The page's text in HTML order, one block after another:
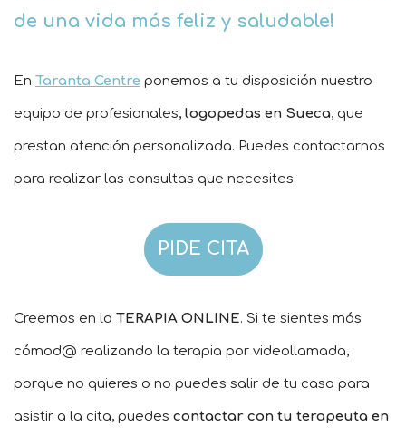
de una vida más feliz y saludable!
En Taranta Centre ponemos a tu disposición nuestro
equipo de profesionales, logopedas en Sueca, que
prestan atención personalizada. Puedes contactarnos
para realizar las consultas que necesites.
PIDE CITA
Creemos en la TERAPIA ONLINE. Si te sientes más
cómod@ realizando la terapia por videollamada,
porque no quieres o no puedes salir de tu casa para
asistir a la cita, puedes contactar con tu terapeuta en